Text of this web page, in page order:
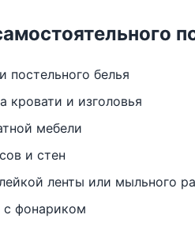
постельного белья
кровати и изголовья
мебели
и стен
ленты или мыльного
с фонариком